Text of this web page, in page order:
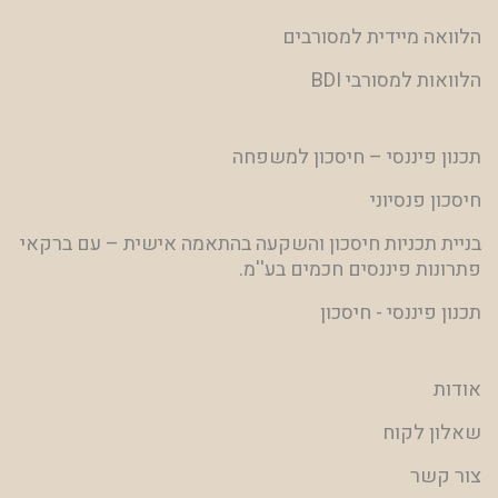
הלוואה מיידית למסורבים
הלוואות למסורבי BDI
תכנון פיננסי – חיסכון למשפחה
חיסכון פנסיוני
בניית תכניות חיסכון והשקעה בהתאמה אישית – עם ברקאי
פתרונות פיננסים חכמים בע''מ.
תכנון פיננסי - חיסכון
אודות
שאלון לקוח
צור קשר